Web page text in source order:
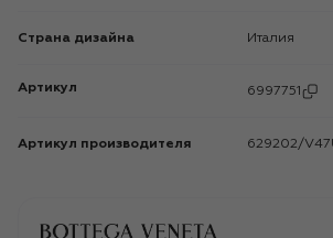
Страна дизайна Италия
Артикул 6997751
Артикул производителя 629202/